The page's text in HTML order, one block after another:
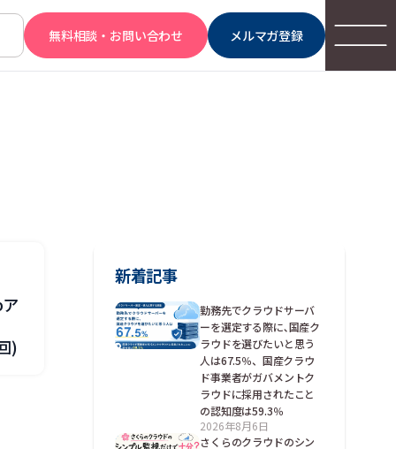
無料相談・お問い合わせ メルマガ登録
)
新着記事
勤務先でクラウドサーバ
ーを選定する際に､国産ク
ラウドを選びたいと思う
人は67.5％、国産クラウ
ド事業者がガバメントク
ラウドに採用されたこと
の認知度は59.3％
2026年8月6日
さくらのクラウドのシン